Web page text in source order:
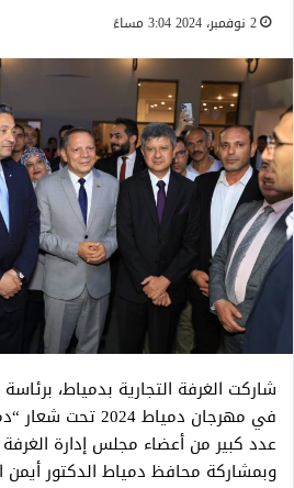
2 نوفمبر، 2024 3:04 مساءً
شاركت الغرفة التجارية بدمياط،
في مهرجان دمياط
عدد كبير من أعضاء مجلس إدارة
وبمشاركة محافظ دمياط الدكتور